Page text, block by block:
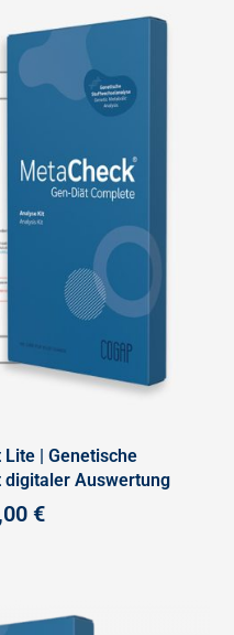
Lite | Genetische
Auswertung
€